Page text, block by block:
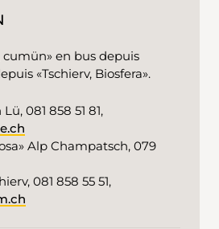
cumün» en bus depuis
«Tschierv, Biosfera».
081 858 51 81,
Alp Champatsch, 079
081 858 55 51,